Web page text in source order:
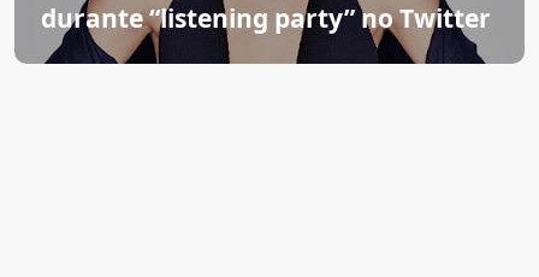
durante “listening party” no Twitter